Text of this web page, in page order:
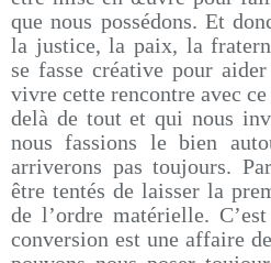
que nous possédons. Et
la justice, la paix, la
se fasse créative pour
vivre cette rencontre avec
delà de tout et qui nous
nous fassions le bien
arriverons pas toujours.
être tentés de laisser la
de l’ordre matérielle.
conversion est une affaire